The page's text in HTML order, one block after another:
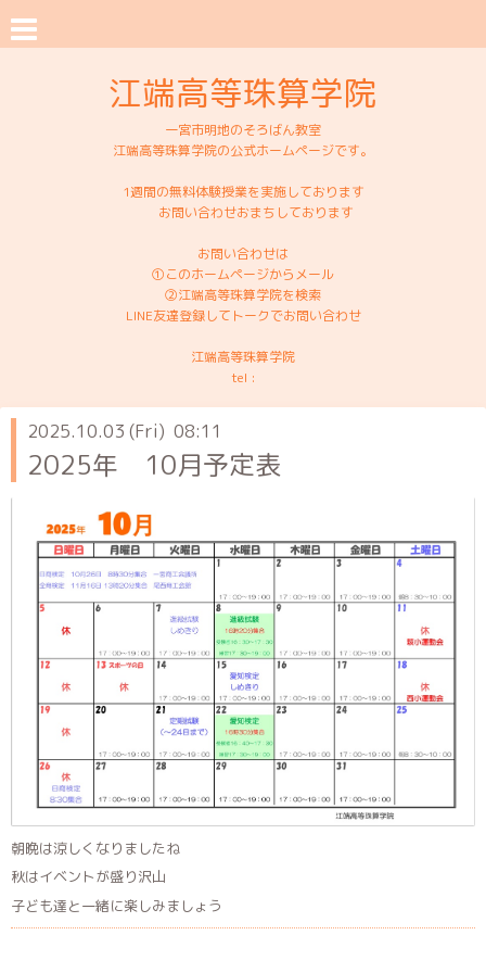
江端高等珠算学院
一宮市明地のそろばん教室
江端高等珠算学院の公式ホームページです。
1週間の無料体験授業を実施しております
お問い合わせおまちしております
お問い合わせは
①このホームページからメール
②江端高等珠算学院を検索
LINE友達登録してトークでお問い合わせ
江端高等珠算学院
tel :
2025.10.03 (Fri) 08:11
2025年 10月予定表
朝晩は涼しくなりましたね
秋はイベントが盛り沢山
子ども達と一緒に楽しみましょう